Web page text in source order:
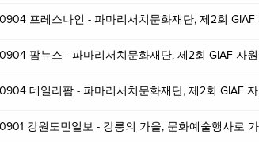
프레스나인 - 파마리서치문화재단, 제2회 GIAF
팜뉴스 - 파마리서치문화재단, 제2회 GIAF 자
데일리팜 - 파마리서치문화재단, 제2회 GIAF
강원도민일보 - 강릉의 가을, 문화예술행사로